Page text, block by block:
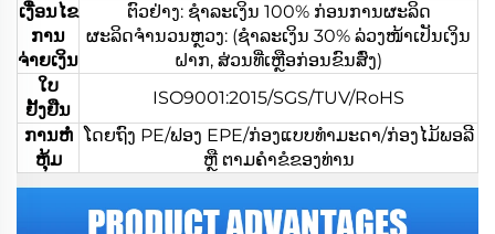
ເງື່ອນໄຂ
ການ
ຈ່າຍເງິນ
ຕົວຢ່າງ: ຊຳລະເງິນ 100% ກ່ອນການຜະລິດ
ຜະລິດຈຳນວນຫຼວງ: (ຊຳລະເງິນ 30% ລ່ວງໜ້າເປັນເງິນ
ຝາກ, ສ່ວນທີ່ເຫຼືອກ່ອນຂົນສົ່ງ)
ໃບ
ຢັ້ງຢືນ
ISO9001:2015/SGS/TUV/RoHS
ການຫໍ່
ຫຸ້ມ
ໂດຍຖົງ PE/ຟອງ EPE/ກ່ອງແບບທຳມະດາ/ກ່ອງໄມ້ພອລີ
ຫຼື ຕາມຄຳຂໍຂອງທ່ານ